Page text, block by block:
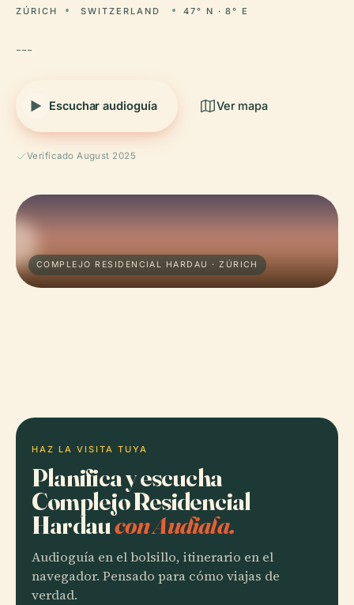
ZÚRICH SWITZERLAND 47° N · 8° E
---
Escuchar audioguía Ver mapa
Verificado August 2025
COMPLEJO RESIDENCIAL HARDAU · ZÚRICH
HAZ LA VISITA TUYA
Planifica y escucha
Complejo Residencial
Hardaucon Audiala.
Audioguía en el bolsillo, itinerario en el
navegador. Pensado para cómo viajas de
verdad.